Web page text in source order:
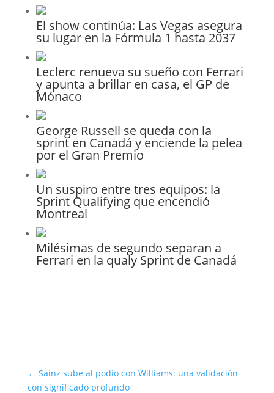
El show continúa: Las Vegas asegura
su lugar en la Fórmula 1 hasta 2037
Leclerc renueva su sueño con Ferrari
y apunta a brillar en casa, el GP de
Mónaco
George Russell se queda con la
sprint en Canadá y enciende la pelea
por el Gran Premio
Un suspiro entre tres equipos: la
Sprint Qualifying que encendió
Montreal
Milésimas de segundo separan a
Ferrari en la qualy Sprint de Canadá
← Sainz sube al podio con Williams: una validación
con significado profundo